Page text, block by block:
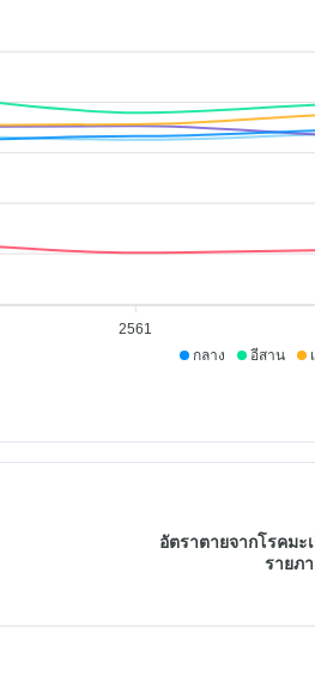
กลาง อีสาน
2561
อัตราตายจากโรคม
รายภ